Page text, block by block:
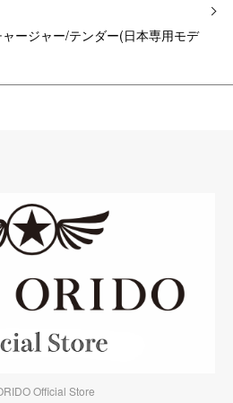
ージャー/テンダー(日本専用モデ
Official Store